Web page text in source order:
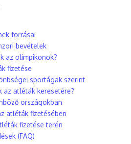
forrásai
bevételek
az olimpikonok?
fizetése
sportágak szerint
az atléták keresetére?
országokban
atléták fizetésében
fizetése terén
(FAQ)